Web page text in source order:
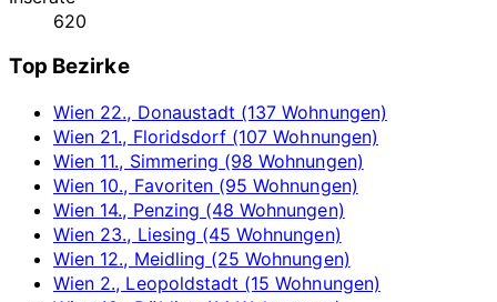
620
Top Bezirke
Wien 22., Donaustadt (137 Wohnungen)
Wien 21., Floridsdorf (107 Wohnungen)
Wien 11., Simmering (98 Wohnungen)
Wien 10., Favoriten (95 Wohnungen)
Wien 14., Penzing (48 Wohnungen)
Wien 23., Liesing (45 Wohnungen)
Wien 12., Meidling (25 Wohnungen)
Wien 2., Leopoldstadt (15 Wohnungen)